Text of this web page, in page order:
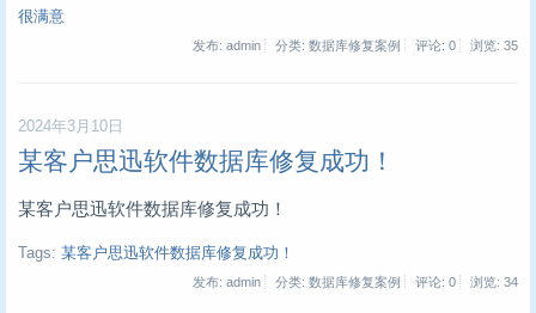
很满意
发布: admin 分类: 数据库修复案例 评论: 0 浏览: 35
2024年3月10日
某客户思迅软件数据库修复成功！
某客户思迅软件数据库修复成功！
Tags: 某客户思迅软件数据库修复成功！
发布: admin 分类: 数据库修复案例 评论: 0 浏览: 34